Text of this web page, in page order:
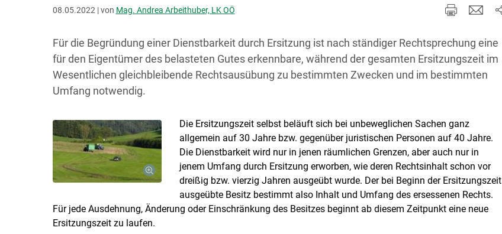
Skip to main content
08.05.2022 | von Mag. Andrea Arbeithuber, LK OÖ
Für die Begründung einer Dienstbarkeit durch Ersitzung ist nach ständiger Rechtsprechung eine
für den Eigentümer des belasteten Gutes erkennbare, während der gesamten Ersitzungszeit im
Wesentlichen gleichbleibende Rechtsausübung zu bestimmten Zwecken und im bestimmten
Umfang notwendig.
Die Ersitzungszeit selbst beläuft sich bei unbeweglichen Sachen ganz
allgemein auf 30 Jahre bzw. gegenüber juristischen Personen auf 40 Jahre.
Die Dienstbarkeit wird nur in jenen räumlichen Grenzen, aber auch nur in
jenem Umfang durch Ersitzung erworben, wie deren Rechtsinhalt schon vor
dreißig bzw. vierzig Jahren ausgeübt wurde. Der bei Beginn der Ersitzungszeit
ausgeübte Besitz bestimmt also Inhalt und Umfang des ersessenen Rechts.
Für jede Ausdehnung, Änderung oder Einschränkung des Besitzes beginnt ab diesem Zeitpunkt eine neue
Ersitzungszeit zu laufen.